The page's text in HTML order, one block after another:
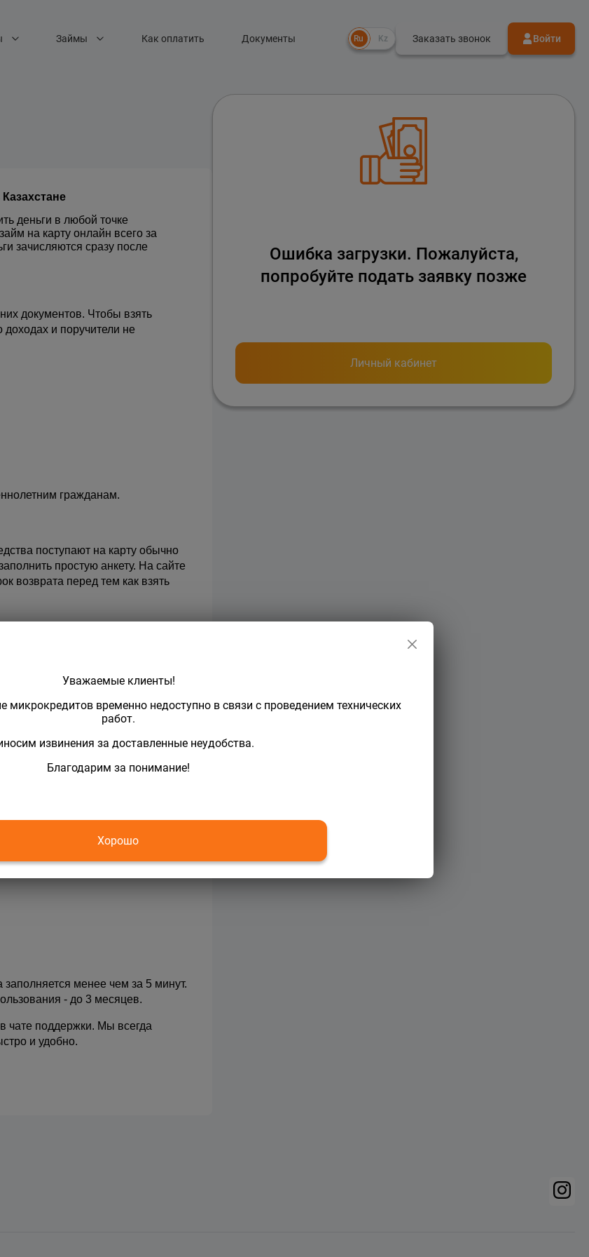
Займы Как оплатить Документы Ru Kz Заказать звонок Войти
деньги в любой точке
на карту онлайн всего за
зачисляются сразу после
документов. Чтобы взять
доходах и поручители не
гражданам.
поступают на карту обычно
простую анкету. На сайте
возврата перед тем как взять
максимально быстро и безопасно.
менее чем за 5 минут.
- до 3 месяцев.
чате поддержки. Мы всегда
и удобно.
Ошибка загрузки. Пожалуйста,
попробуйте подать заявку позже
Личный кабинет
Уважаемые клиенты!
временно недоступно в связи с проведением технических
работ.
извинения за доставленные неудобства.
Благодарим за понимание!
Хорошо